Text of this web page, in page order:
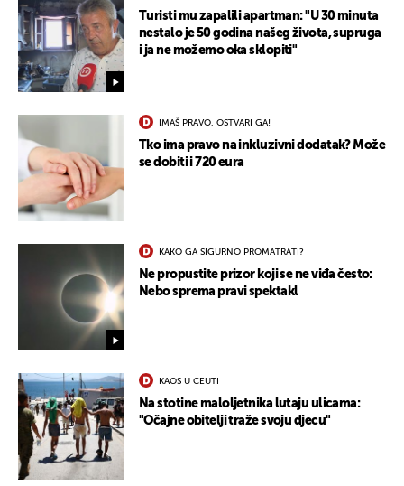
Turisti mu zapalili apartman: "U 30 minuta
nestalo je 50 godina našeg života, supruga
i ja ne možemo oka sklopiti"
IMAŠ PRAVO, OSTVARI GA!
Tko ima pravo na inkluzivni dodatak? Može
se dobiti i 720 eura
KAKO GA SIGURNO PROMATRATI?
Ne propustite prizor koji se ne viđa često:
Nebo sprema pravi spektakl
KAOS U CEUTI
Na stotine maloljetnika lutaju ulicama:
"Očajne obitelji traže svoju djecu"